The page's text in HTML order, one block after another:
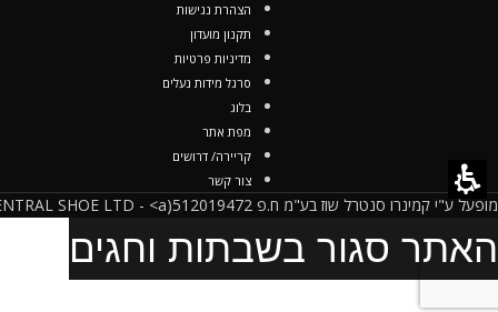
הצהרת נגישות
תקנון מועדון
מדיניות פרטיות
סרגל מידות נעלים
בלוג
מפת אתר
קריירה/ דרושים
צור קשר
מופעל ע"י קמינרו סנטרל שוז בע"מ ח.פ 512019472(CAMINARO CENTRAL SHOE LTD - <a
האתר סגור בשבתות וחגים